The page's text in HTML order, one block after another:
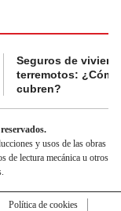
Seguros de
terremotos:
cubren?
y usos de las obras
de lectura mecánica u otros
Política de cookies